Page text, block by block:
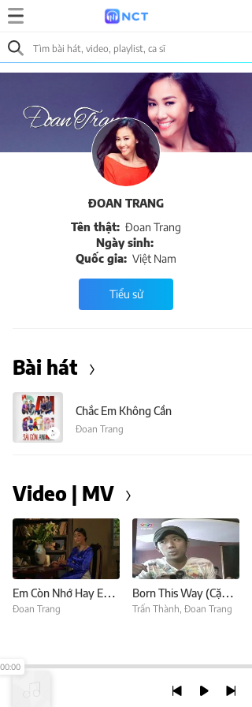
ĐOAN TRANG
Tên thật: Đoan Trang
Ngày sinh:
Quốc gia: Việt Nam
Tiểu sử
Bài hát
Chắc Em Không Cần
Đoan Trang
Video | MV
Em Còn Nhớ Hay Em Đã Quên
Đoan Trang
Born This Way (Cặp Đôi Hoàn Hảo Tập 3)
Trấn Thành Đoan Trang
00:00